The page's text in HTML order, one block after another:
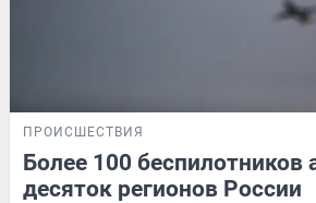
ПРОИСШЕСТВИЯ
Более 100 беспилотников
десяток регионов России